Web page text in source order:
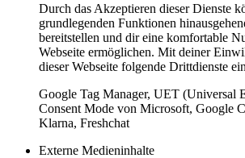
Durch das Akzeptieren dieser Dienste
grundlegenden Funktionen
bereitstellen und dir eine komfortable
Webseite ermöglichen. Mit deiner
dieser Webseite folgende Drittdienste
Google Tag Manager, UET (Universal
Consent Mode von Microsoft, Google
Klarna, Freshchat
Externe Medieninhalte